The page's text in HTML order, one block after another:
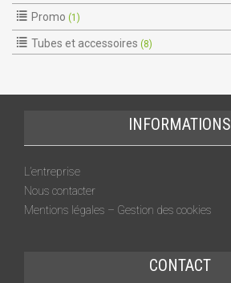
Promo (1)
Tubes et accessoires (8)
INFORMATIONS
L’entreprise
Nous contacter
Mentions légales – Gestion des cookies
CONTACT